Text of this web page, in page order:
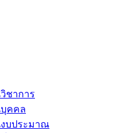
ชาการ
คคล
บประมาณ